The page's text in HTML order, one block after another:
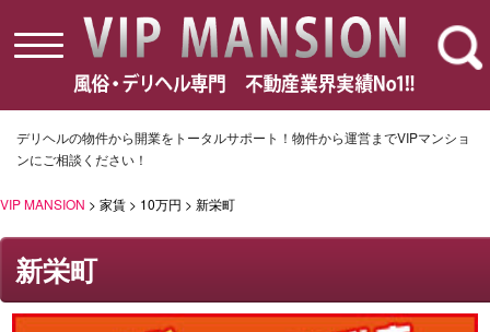
toggle
navigation
デリヘルの物件から開業をトータルサポート！物件から運営までVIPマンショ
ンにご相談ください！
VIP MANSION > 家賃 > 10万円 > 新栄町
新栄町